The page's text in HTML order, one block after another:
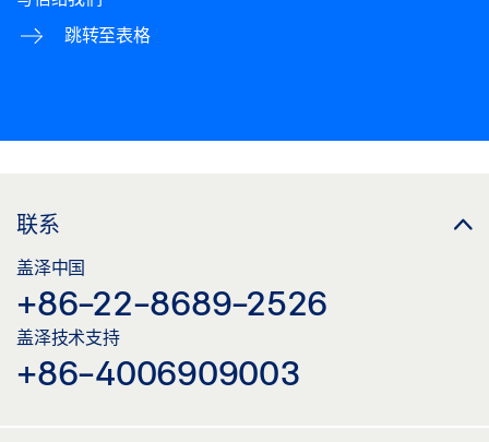
跳转至表格
联系
盖泽中国
+86-22-8689-2526
盖泽技术支持
+86-4006909003